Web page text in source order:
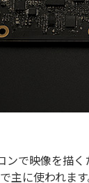
で映像を描
主に使われま